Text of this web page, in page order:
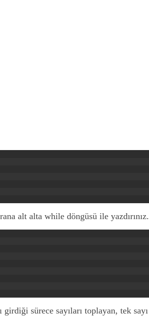
alt alta while döngüsü ile yazdırınız.
sürece sayıları toplayan, tek sayı